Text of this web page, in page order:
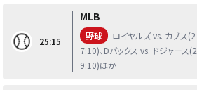
25:15
MLB
野球
ロイヤルズ vs. カブス(2
7:10)、Dバックス vs. ドジャース(2
9:10)ほか